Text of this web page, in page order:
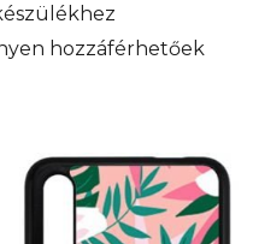
hozzáférhetőek